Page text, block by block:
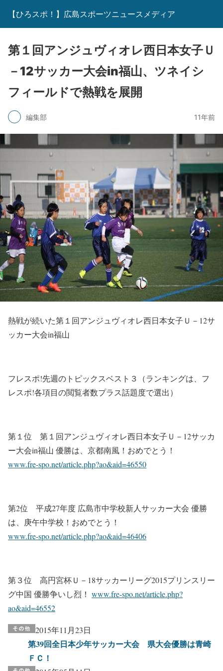
【ひろスポ！】広島スポーツニュースメディア
第１回アンジュヴィオレ西日本女子Ｕ
－12サッカー大会in福山、ツネイシ
フィールドで熱戦を展開
編集部 11年前
熱戦が続いた第１回アンジュヴィオレ西日本女子Ｕ－12サ
ッカー大会in福山
フレスポ!先週のトピックスベスト３（ランキングは、フ
レスポ!各項目の閲覧者数プラス話題度で選出）
第１位 第１回アンジュヴィオレ西日本女子Ｕ－12サッカ
ー大会in福山 優勝は、京都南風！おめでとう！
www.fre-spo.net/article.php?ao&aid=46550
第2位 平成27年度 広島市中学校新人サッカー大会 優勝
は、庚午中学校！おめでとう！
www.fre-spo.net/article.php?ao&aid=46406
第３位 高円宮杯Ｕ－18サッカーリーグ2015プリンスリー
グ中国 優勝争いし烈！ www.fre-spo.net/article.php?
ao&aid=46552
2015年11月23日
第39回全日本少年サッカー大会 県大会優勝は青崎
ＦＣ！